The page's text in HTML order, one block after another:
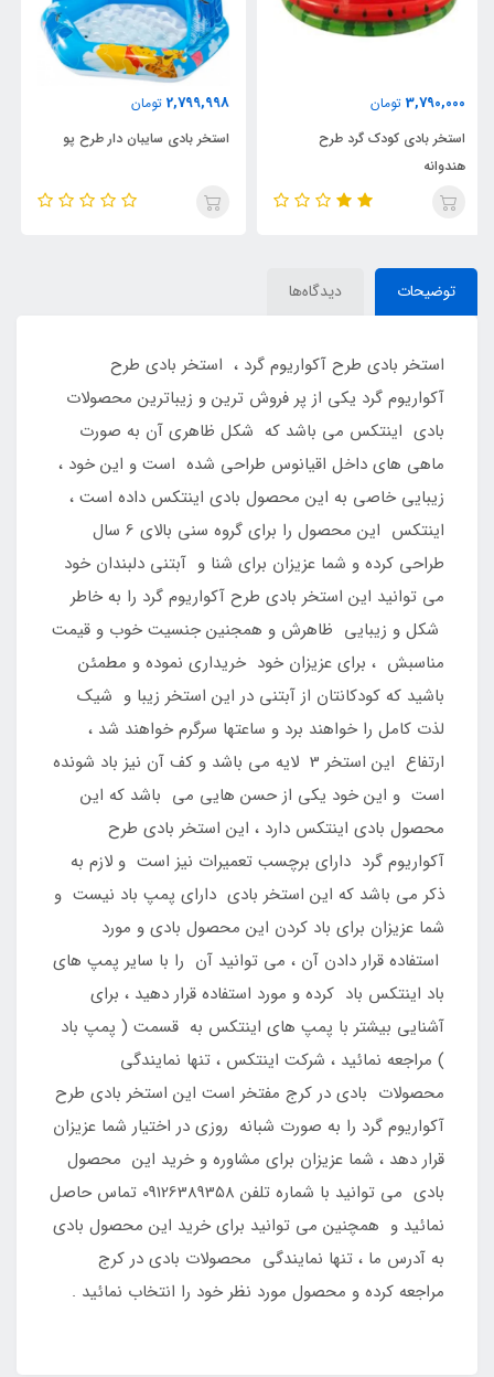
2,799,998
استخر بادی سایبان دار طرح پو
9,000,000 تومان
استخر بادی مستطیلی طرح ماشین
توضیحات دیدگاه‌ها
استخر بادی طرح آکواریوم گرد ، استخر بادی طرح
آکواریوم گرد یکی از پر فروش ترین و زیباترین محصولات
بادی اینتکس می باشد که شکل ظاهری آن به صورت
ماهی های داخل اقیانوس طراحی شده است و این خود ،
زیبایی خاصی به این محصول بادی اینتکس داده است ،
اینتکس این محصول را برای گروه سنی بالای 6 سال
طراحی کرده و شما عزیزان برای شنا و آبتنی دلبندان خود
می توانید این استخر بادی طرح آکواریوم گرد را به خاطر
شکل و زیبایی ظاهرش و همجنین جنسیت خوب و قیمت
مناسبش ، برای عزیزان خود خریداری نموده و مطمئن
باشید که کودکانتان از آبتنی در این استخر زیبا و شیک
لذت کامل را خواهند برد و ساعتها سرگرم خواهند شد ،
ارتفاع این استخر 3 لایه می باشد و کف آن نیز باد شونده
است و این خود یکی از حسن هایی می باشد که این
محصول بادی اینتکس دارد ، این استخر بادی طرح
آکواریوم گرد دارای برچسب تعمیرات نیز است و لازم به
ذکر می باشد که این استخر بادی دارای پمپ باد نیست و
شما عزیزان برای باد کردن این محصول بادی و مورد
استفاده قرار دادن آن ، می توانید آن را با سایر پمپ های
باد اینتکس باد کرده و مورد استفاده قرار دهید ، برای
آشنایی بیشتر با پمپ های اینتکس به قسمت ( پمپ باد
) مراجعه نمائید ، شرکت اینتکس ، تنها نمایندگی
محصولات بادی در کرج مفتخر است این استخر بادی طرح
آکواریوم گرد را به صورت شبانه روزی در اختیار شما عزیزان
قرار دهد ، شما عزیزان برای مشاوره و خرید این محصول
بادی می توانید با شماره تلفن 09126389358 تماس حاصل
نمائید و همچنین می توانید برای خرید این محصول بادی
به آدرس ما ، تنها نمایندگی محصولات بادی در کرج
مراجعه کرده و محصول مورد نظر خود را انتخاب نمائید .